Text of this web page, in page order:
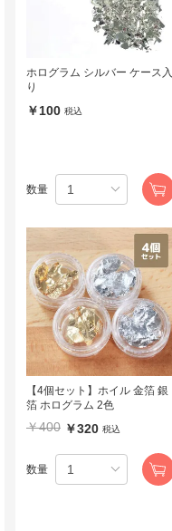
ホログラム シルバー ケース入
り
￥100 税込
数量
【4個セット】ホイル 金箔 銀
箔 ホログラム 2色
￥400 ￥320 税込
数量